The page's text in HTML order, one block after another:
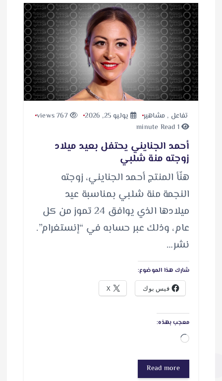
تفاعل , مشاهير يوليو 25, 2026
767 views
1 minute Read
أحمد الجنايني يحتفل بعيد ميلاد
زوجته منة شلبي
هنّأ المنتج أحمد الجنايني، زوجته
النجمة منة شلبي بمناسبة عيد
ميلادها الذي يوافق 24 تموز من كل
عام، وذلك عبر حسابه في “إنستغرام”.
نشر…
شارك هذا الموضوع:
فيس بوك X
معجب بهذه:
ج
ا
رRead more